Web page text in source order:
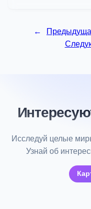
←
Исследуй целые
Узнай об